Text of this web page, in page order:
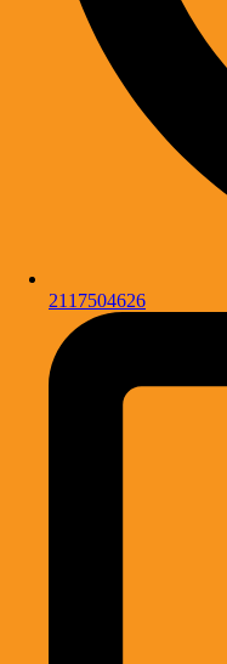
2117504626